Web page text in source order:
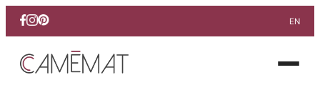
Facebook
Instagram
Pinterest EN
Ouvrir